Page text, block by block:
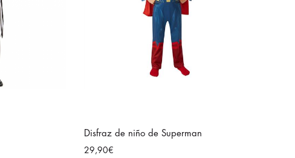
Disfraz de niño de Superman
29,90€